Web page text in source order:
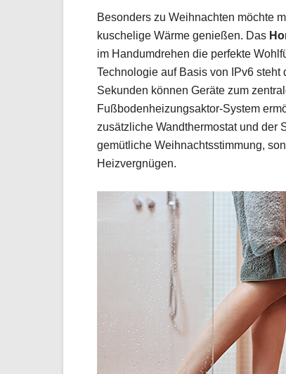
Besonders zu Weihnachten möchte
kuschelige Wärme genießen. Das
im Handumdrehen die perfekte
Technologie auf Basis von IPv6
Sekunden können Geräte zum
Fußbodenheizungsaktor-System
zusätzliche Wandthermostat und der
gemütliche Weihnachtsstimmung,
Heizvergnügen.